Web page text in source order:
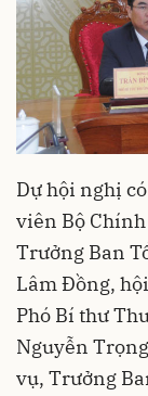
Dự hội nghị
viên Bộ
Trưởng Ban
Lâm Đồng,
Phó Bí thư
Nguyễn
vụ, Trưởng